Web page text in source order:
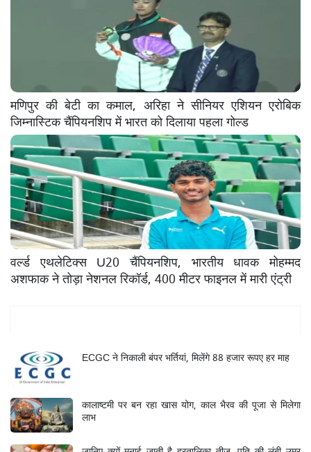
मणिपुर की बेटी का कमाल, अरिहा ने सीनियर एशियन एरोबिक
जिम्नास्टिक चैंपियनशिप में भारत को दिलाया पहला गोल्ड
वर्ल्ड एथलेटिक्स U20 चैंपियनशिप, भारतीय धावक मोहम्मद
अशफाक ने तोड़ा नेशनल रिकॉर्ड, 400 मीटर फाइनल में मारी एंट्री
ECGC ने निकाली बंपर भर्तियां, मिलेंगे 88 हजार रूपए हर माह
कालाष्टमी पर बन रहा खास योग, काल भैरव की पूजा से मिलेगा
लाभ